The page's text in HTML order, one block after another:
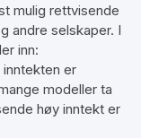
mulig rettvisende
andre selskaper. I
inn:
er
modeller ta
høy inntekt er